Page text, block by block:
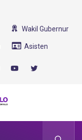
Wakil Gubernur
Asisten